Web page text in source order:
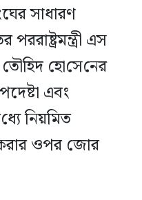
সাধারণ
এস
হো‌সে‌নের
এবং
নিয়মিত
করার ওপর জোর